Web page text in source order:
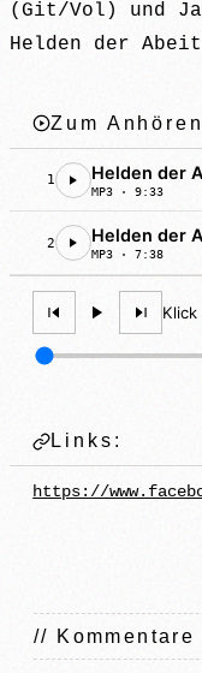
(Git/Vol) und
Helden der
Zum Anhören
1 Helden der
MP3 · 9:33
2 Helden der
MP3 · 7:38
Links:
https://
// Kommentare